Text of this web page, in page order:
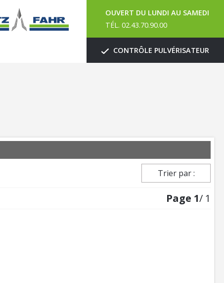
OUVERT DU LUNDI AU SAMEDI
TÉL. 02.43.70.90.00
CONTRÔLE PULVÉRISATEUR
Trier par :
Page 1/ 1